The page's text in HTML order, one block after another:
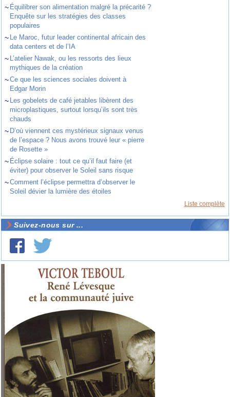
~ Équilibrer son alimentation malgré la précarité ?
Enquête sur les stratégies des classes
populaires
~ Le Maroc, futur leader continental africain des
data centers et de l’IA
~ L’atelier Nawak, ou les ressorts des lieux
mythiques de la création
~Ce que les sciences sociales doivent à
Edgar Morin
~ Les gobelets de café jetables libèrent des
microplastiques, surtout lorsqu’ils sont très
chauds
~ D’où viennent ces mystérieux signaux venus
de l’espace ? Nous avons trouvé leur « pierre
de Rosette »
~ Éclipse solaire : tout ce qu’il faut faire (et
éviter) pour observer le Soleil sans risque
~Comment l’éclipse permettra d’observer le
Soleil dévier la lumière des étoiles
Liste complète
Suivez-nous sur ...